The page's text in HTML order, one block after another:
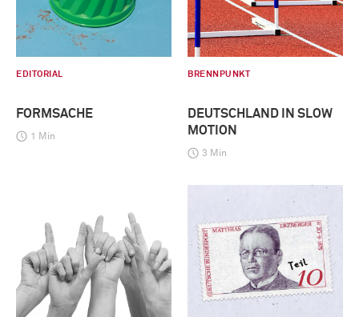
EDITORIAL
FORMSACHE
1 Min
BRENNPUNKT
DEUTSCHLAND IN SLOW
MOTION
3 Min